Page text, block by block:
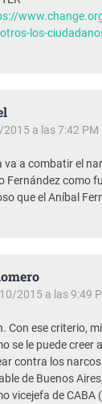
los-
a las 7:42 PM
va a combatir el
Fernández como
que el Aníbal
2015 a las 9:49
Con ese criterio,
se le puede creer
contra los
de Buenos
vicejefa de CABA